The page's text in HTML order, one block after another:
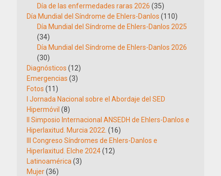
Día de las enfermedades raras 2026 (35)
Día Mundial del Síndrome de Ehlers-Danlos (110)
Día Mundial del Síndrome de Ehlers-Danlos 2025
(34)
Día Mundial del Síndrome de Ehlers-Danlos 2026
(30)
Diagnósticos (12)
Emergencias (3)
Fotos (11)
I Jornada Nacional sobre el Abordaje del SED
Hipermóvil (8)
II Simposio Internacional ANSEDH de Ehlers-Danlos e
Hiperlaxitud. Murcia 2022. (16)
III Congreso Síndromes de Ehlers-Danlos e
Hiperlaxitud. Elche 2024(12)
Latinoamérica (3)
Mujer(36)